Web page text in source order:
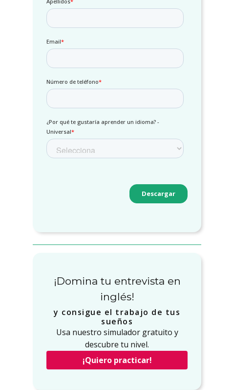
¡Domina tu entrevista en
inglés!
y consigue el trabajo de tus
sueños
Usa nuestro simulador gratuito y
descubre tu nivel.
¡Quiero practicar!